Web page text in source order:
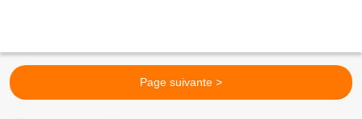
Page suivante >